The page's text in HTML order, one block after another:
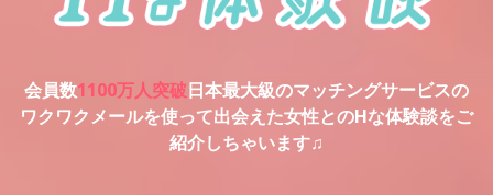
会員数1100万人突破日本最大級のマッチングサービスの
ワクワクメールを使って出会えた女性とのHな体験談をご
紹介しちゃいます♫